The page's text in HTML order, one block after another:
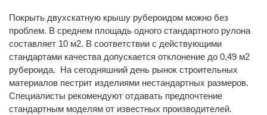
Покрыть двухскатную крышу рубероидом можно без
проблем. В среднем площадь одного стандартного рулона
составляет 10 м2. В соответствии с действующими
стандартами качества допускается отклонение до 0,49 м2
рубероида. На сегодняшний день рынок строительных
материалов пестрит изделиями нестандартных размеров.
Специалисты рекомендуют отдавать предпочтение
стандартным моделям от известных производителей.